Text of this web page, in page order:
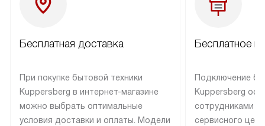
Бесплатная доставка
При покупке бытовой техники
Kuppersberg в интернет-магазине
можно выбрать оптимальные
условия доставки и оплаты. Модели
Бесплатное
Подключение
Kuppersberg
сотрудниками
сервисного